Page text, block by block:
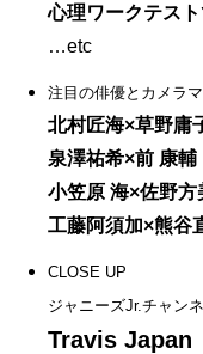
心理ワークテス
…etc
注目の俳優とカメラ
北村匠海×草野庸
泉澤祐希×前 康輔
小笠原 海×佐野方
工藤阿須加×熊谷
CLOSE UP
ジャニーズJr.チャン
Travis Japan